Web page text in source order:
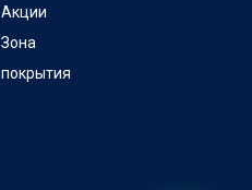
Акции
Зона
покрытия